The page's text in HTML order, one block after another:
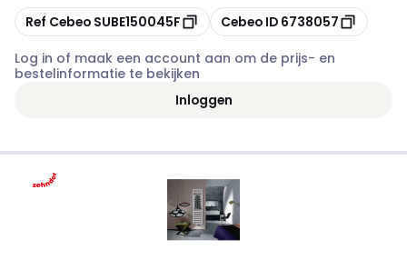
Kopiëren
Ref Cebeo SUBE150045F Kopiëren
Cebeo ID 6738057
Log in of maak een account aan om de prijs- en
bestelinformatie te bekijken
Inloggen